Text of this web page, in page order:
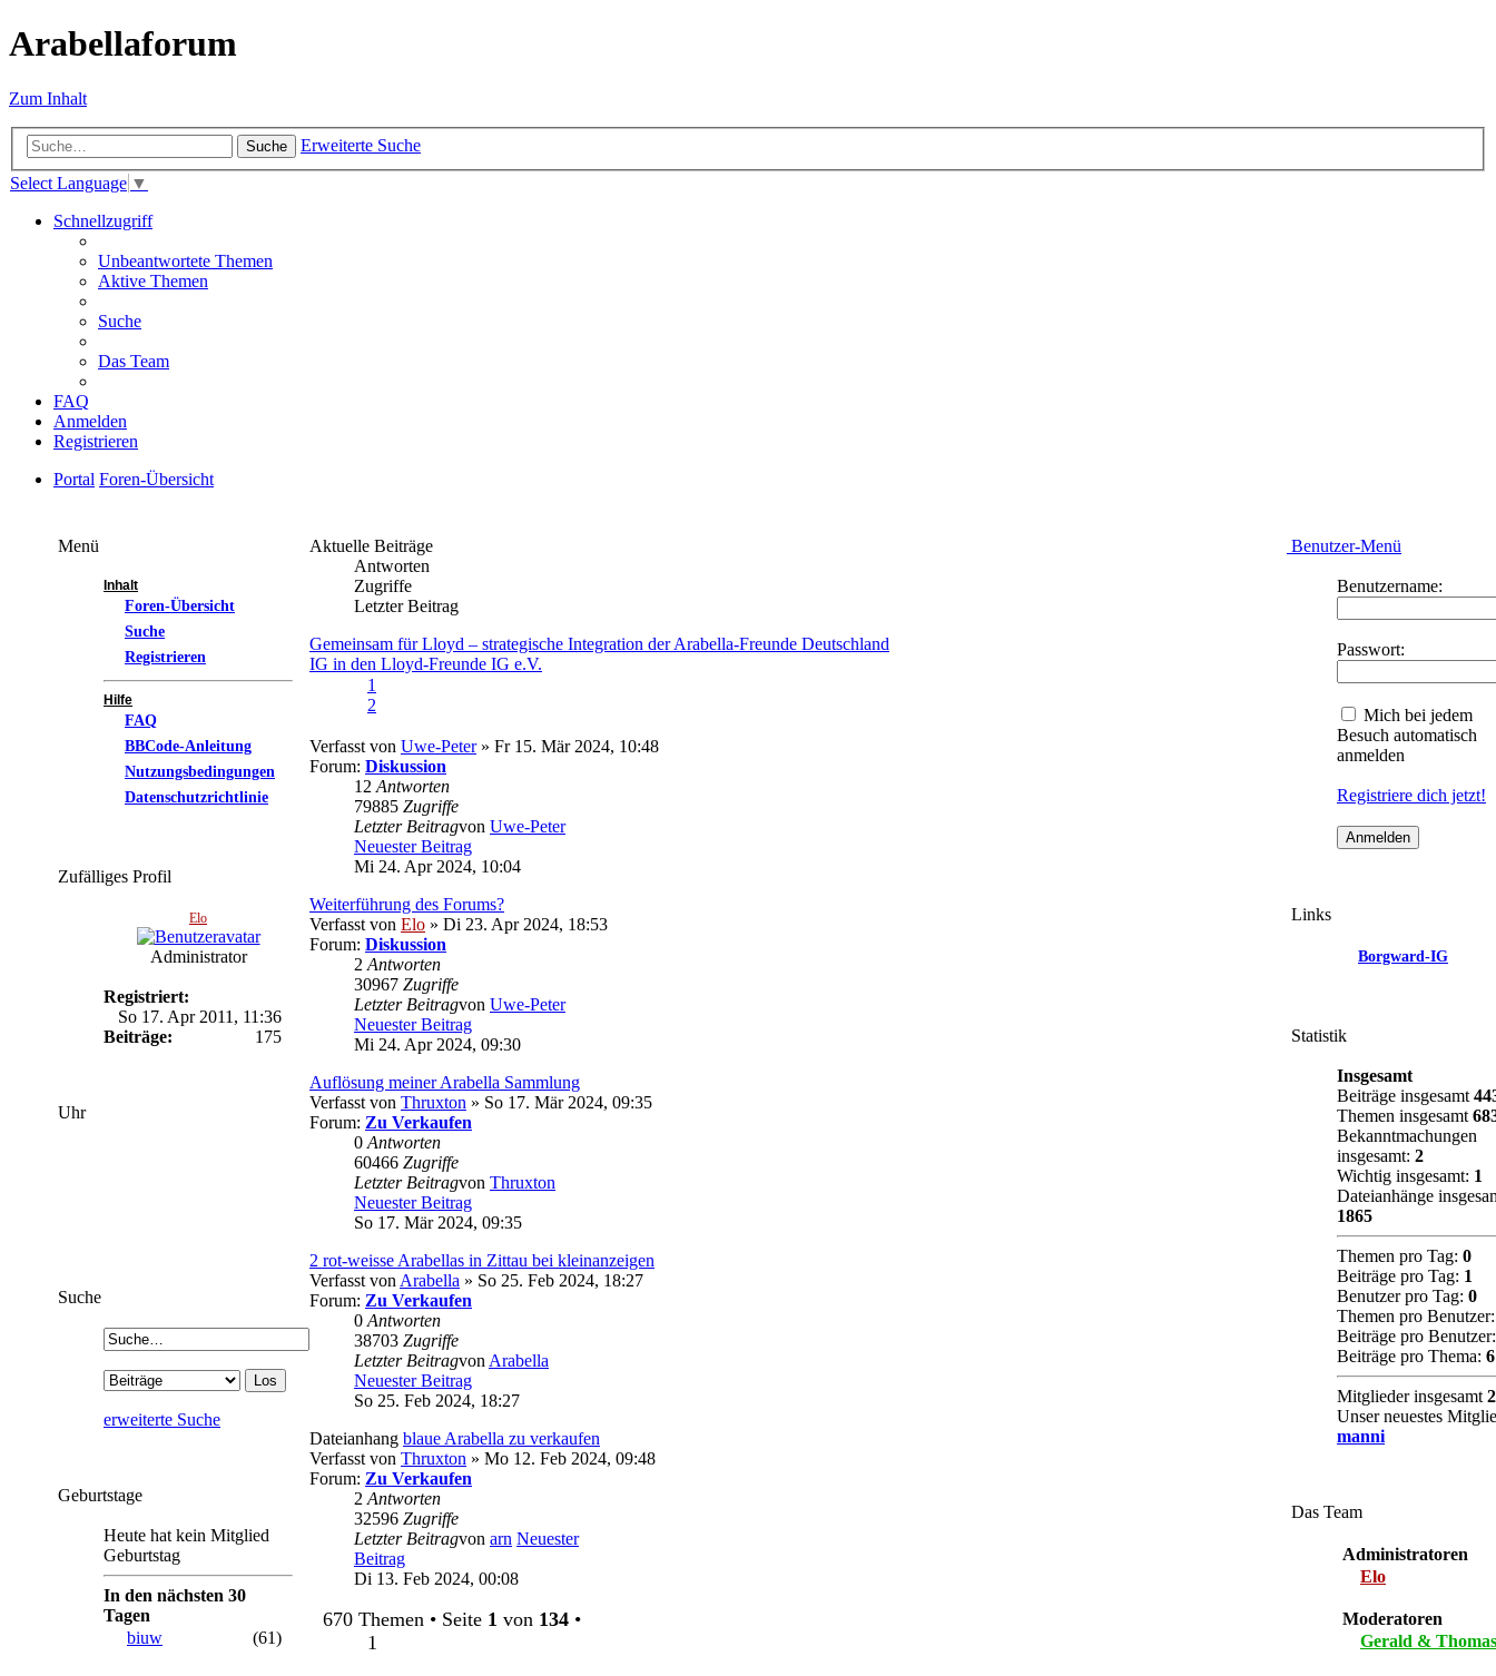
Arabellaforum
Zum Inhalt
Suche
Erweiterte Suche
Select Language ▼
Schnellzugriff
Unbeantwortete Themen
Aktive Themen
Suche
Das Team
FAQ
Anmelden
Registrieren
Portal Foren-Übersicht
Aktuelle Beiträge
Antworten
Zugriffe
Letzter Beitrag
Gemeinsam für Lloyd – strategische Integration der Arabella-Freunde Deutschland
IG in den Lloyd-Freunde IG e.V.
1
2
Verfasst von Uwe-Peter» Fr 15. Mär 2024, 10:48
Forum: Diskussion
12 Antworten
79885 Zugriffe
Letzter Beitragvon Uwe-Peter
Neuester Beitrag
Mi 24. Apr 2024, 10:04
Weiterführung des Forums?
Verfasst von Elo » Di 23. Apr 2024, 18:53
Forum: Diskussion
2 Antworten
30967 Zugriffe
Letzter Beitragvon Uwe-Peter
Neuester Beitrag
Mi 24. Apr 2024, 09:30
Auflösung meiner Arabella Sammlung
Verfasst von Thruxton » So 17. Mär 2024, 09:35
Forum: Zu Verkaufen
0 Antworten
60466 Zugriffe
Letzter Beitragvon Thruxton
Neuester Beitrag
So 17. Mär 2024, 09:35
2 rot-weisse Arabellas in Zittau bei kleinanzeigen
Verfasst von Arabella » So 25. Feb 2024, 18:27
Forum: Zu Verkaufen
0 Antworten
38703 Zugriffe
Letzter Beitragvon Arabella
Neuester Beitrag
So 25. Feb 2024, 18:27
Dateianhang blaue Arabella zu verkaufen
Verfasst von Thruxton » Mo 12. Feb 2024, 09:48
Forum: Zu Verkaufen
2 Antworten
32596 Zugriffe
Letzter Beitragvon arn Neuester
Beitrag
Di 13. Feb 2024, 00:08
670 Themen • Seite 1 von 134 •
1
Menü
Inhalt
Foren-Übersicht
Suche
Registrieren
Hilfe
FAQ
BBCode-Anleitung
Nutzungsbedingungen
Datenschutzrichtlinie
Zufälliges Profil
Elo
Administrator
Registriert:
So 17. Apr 2011, 11:36
Beiträge:
175
Uhr
Suche
erweiterte Suche
Geburtstage
Heute hat kein Mitglied
Geburtstag
In den nächsten 30
Tagen
biuw
(61)
Benutzer-Menü
Benutzername:
Passwort:
Mich bei jedem
Besuch automatisch
anmelden
Registriere dich jetzt!
Links
Borgward-IG
Statistik
Insgesamt
Beiträge insgesamt
Themen insgesamt
Bekanntmachungen
insgesamt: 2
Wichtig insgesamt: 1
Dateianhänge
1865
Themen pro Tag: 0
Beiträge pro Tag: 1
Benutzer pro Tag: 0
Themen pro
Beiträge pro
Beiträge pro Thema: 6
Mitglieder insgesamt
Unser neuestes
manni
Das Team
Administratoren
Elo
Moderatoren
Gerald & Thomas